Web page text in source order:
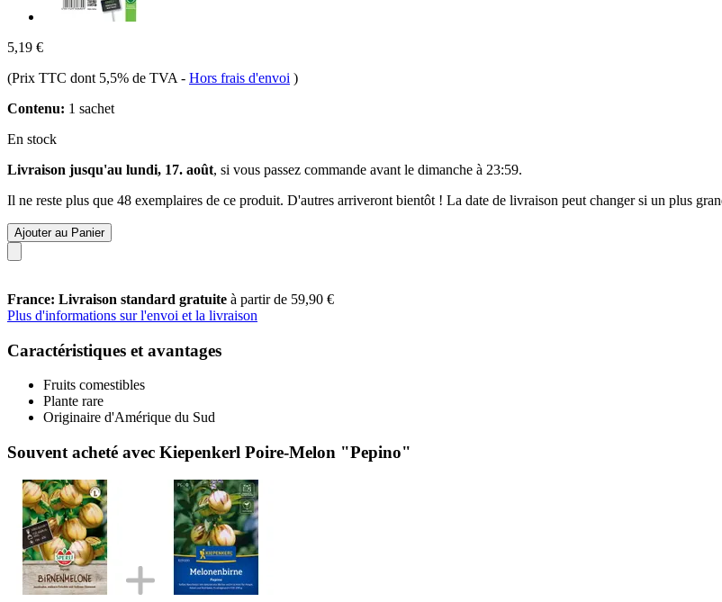
5,19 €
(Prix TTC dont 5,5% de TVA - Hors frais d'envoi )
Contenu: 1 sachet
En stock
Livraison jusqu'au lundi, 17. août, si vous passez commande avant le dimanche à 23:59.
Il ne reste plus que 48 exemplaires de ce produit. D'autres arriveront bientôt ! La date de livraison peut changer si un plus
Ajouter au Panier
France: Livraison standard gratuite à partir de 59,90 €
Plus d'informations sur l'envoi et la livraison
Caractéristiques et avantages
Fruits comestibles
Plante rare
Originaire d'Amérique du Sud
Souvent acheté avec Kiepenkerl Poire-Melon "Pepino"